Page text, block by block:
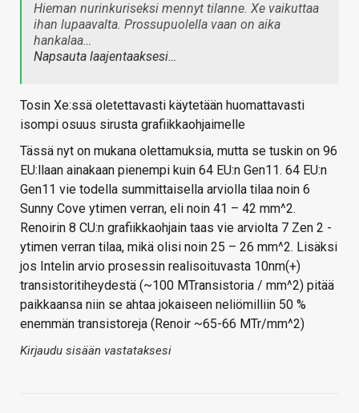
Hieman nurinkuriseksi mennyt tilanne. Xe vaikuttaa
ihan lupaavalta. Prossupuolella vaan on aika
hankalaa…
Napsauta laajentaaksesi…
Tosin Xe:ssä oletettavasti käytetään huomattavasti
isompi osuus sirusta grafiikkaohjaimelle
Tässä nyt on mukana olettamuksia, mutta se tuskin on 96
EU:llaan ainakaan pienempi kuin 64 EU:n Gen11. 64 EU:n
Gen11 vie todella summittaisella arviolla tilaa noin 6
Sunny Cove ytimen verran, eli noin 41 – 42 mm^2.
Renoirin 8 CU:n grafiikkaohjain taas vie arviolta 7 Zen 2 -
ytimen verran tilaa, mikä olisi noin 25 – 26 mm^2. Lisäksi
jos Intelin arvio prosessin realisoituvasta 10nm(+)
transistoritiheydestä (~100 MTransistoria / mm^2) pitää
paikkaansa niin se ahtaa jokaiseen neliömilliin 50 %
enemmän transistoreja (Renoir ~65-66 MTr/mm^2)
Kirjaudu sisään vastataksesi